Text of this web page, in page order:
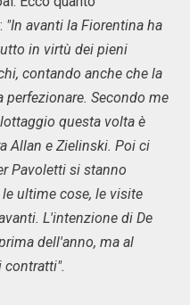
"In avanti la Fiorentina ha
in virtù dei pieni
contando anche che la
perfezionare. Secondo me
questa volta è
Allan e Zielinski. Poi ci
Pavoletti si stanno
ultime cose, le visite
L'intenzione di De
dell'anno, ma al
contratti".